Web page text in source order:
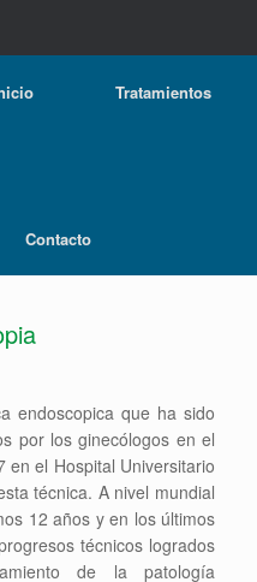
Tratamientos
Contacto
endoscopica que ha sido
por los ginecólogos en el
en el Hospital Universitario
técnica. A nivel mundial
12 años y en los últimos
técnicos logrados
de la patología